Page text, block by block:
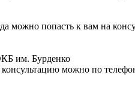
можно попасть к вам на
им. Бурденко
можно по